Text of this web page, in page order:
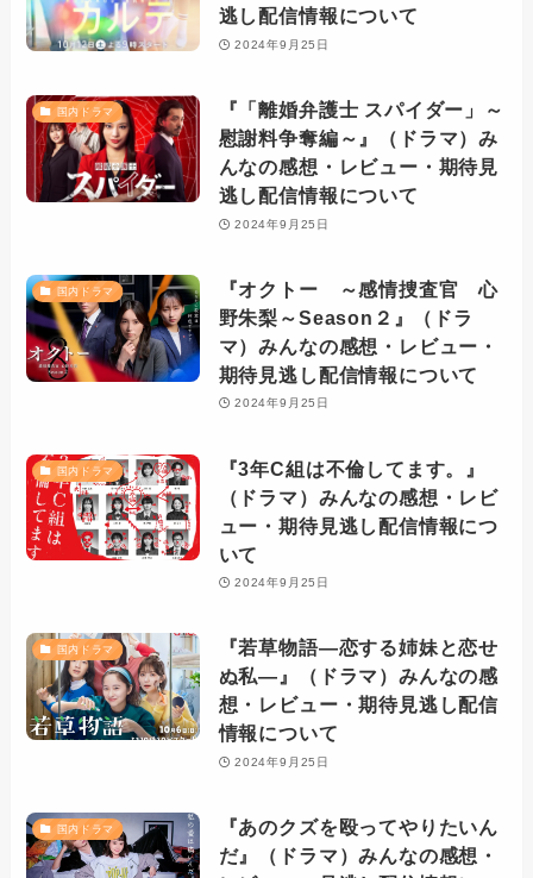
逃し配信情報について
2024年9月25日
国内ドラマ
『「離婚弁護士 スパイダー」～
慰謝料争奪編～』（ドラマ）み
んなの感想・レビュー・期待見
逃し配信情報について
2024年9月25日
国内ドラマ
『オクトー ～感情捜査官 心
野朱梨～Season２』（ドラ
マ）みんなの感想・レビュー・
期待見逃し配信情報について
2024年9月25日
国内ドラマ
『3年C組は不倫してます。』
（ドラマ）みんなの感想・レビ
ュー・期待見逃し配信情報につ
いて
2024年9月25日
国内ドラマ
『若草物語―恋する姉妹と恋せ
ぬ私―』（ドラマ）みんなの感
想・レビュー・期待見逃し配信
情報について
2024年9月25日
国内ドラマ
『あのクズを殴ってやりたいん
だ』（ドラマ）みんなの感想・